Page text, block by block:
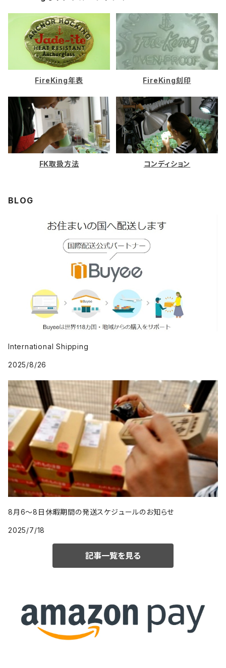
ホワイト
ロイヤルルビー
FireKing年表 FireKing刻印
FK取扱方法 コンディション
BLOG
International Shipping
2025/8/26
8月6〜8日休暇期間の発送スケジュールのお知らせ
2025/7/18
記事一覧を見る